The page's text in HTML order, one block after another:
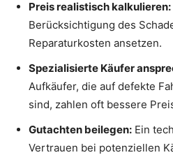
Preis realistisch kalkulieren:
Berücksichtigung des
Reparaturkosten ansetzen.
Spezialisierte Käufer
Aufkäufer, die auf defekte
sind, zahlen oft bessere
Gutachten beilegen: Ein
Vertrauen bei potenziellen